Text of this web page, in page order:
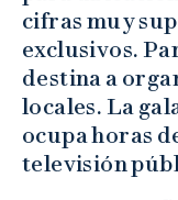
cifras muy
exclusivos.
destina a
locales. La
ocupa horas
televisión